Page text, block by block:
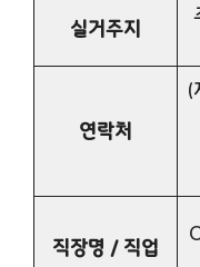
실거주지
연락처
(
직장명 / 직업